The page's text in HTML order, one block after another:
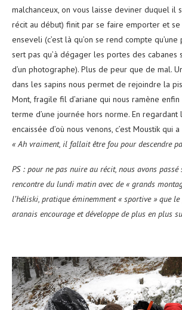
malchanceux, on vous laisse deviner duquel il
récit au début) finit par se faire emporter et
enseveli (c’est là qu’on se rend compte
sert pas qu’à dégager les portes des cabanes
d’un photographe). Plus de peur que de mal.
dans les sapins nous permet de rejoindre la
Mont, fragile fil d’ariane qui nous ramène
terme d’une journée hors norme. En
encaissée d’où nous venons, c’est Moustik qui
« Ah vraiment, il fallait être fou pour descendre
PS : pour ne pas nuire au récit, nous avons
rencontre du lundi matin avec de « grands
l’héliski, pratique éminemment « sportive » que le
aranais encourage et développe de plus en plus